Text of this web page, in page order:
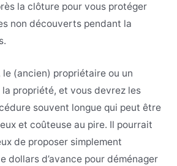
la clôture pour vous protéger
non découverts pendant la
(ancien) propriétaire ou un
propriété, et vous devrez les
souvent longue qui peut être
et coûteuse au pire. Il pourrait
de proposer simplement
dollars d’avance pour déménager